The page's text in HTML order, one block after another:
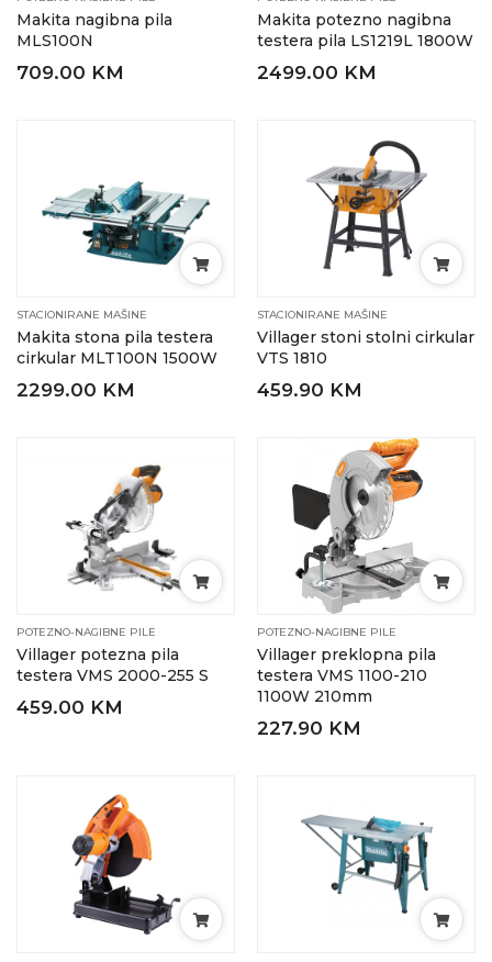
Makita nagibna pila
MLS100N
709.00 KM
Makita potezno nagibna
testera pila LS1219L 1800W
2499.00 KM
STACIONIRANE MAŠINE
Makita stona pila testera
cirkular MLT100N 1500W
2299.00 KM
STACIONIRANE MAŠINE
Villager stoni stolni cirkular
VTS 1810
459.90 KM
POTEZNO-NAGIBNE PILE
Villager potezna pila
testera VMS 2000-255 S
459.00 KM
POTEZNO-NAGIBNE PILE
Villager preklopna pila
testera VMS 1100-210
1100W 210mm
227.90 KM